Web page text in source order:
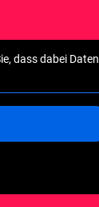
dass dabei Daten